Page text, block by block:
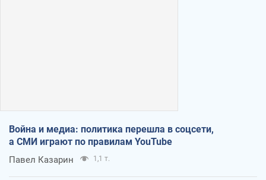
Война и медиа: политика перешла в соцсети,
а СМИ играют по правилам YouTube
Павел Казарин 1,1 т.